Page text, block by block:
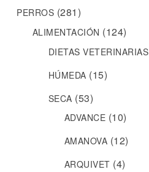
PERROS (281)
ALIMENTACIÓN (124)
DIETAS VETERINARIAS
HÚMEDA (15)
SECA (53)
ADVANCE (10)
AMANOVA (12)
ARQUIVET (4)